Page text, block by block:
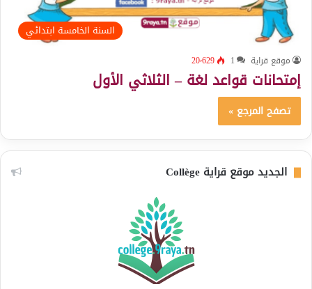
السنة الخامسة ابتدائي
موقع قراية 1 20٬629
إمتحانات قواعد لغة – الثلاثي الأول
تصفح المرجع »
الجديد موقع قراية Collège